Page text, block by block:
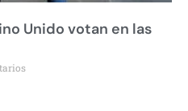
Unido votan en las